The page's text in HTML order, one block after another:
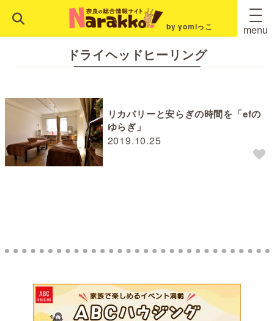
by yomiっこ menu
ドライヘッドヒーリング
2019.10.25
リカバリーと安らぎの時間を「efの
ゆらぎ」